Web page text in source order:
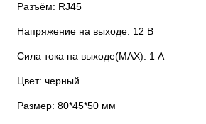
Разъём: RJ45
Напряжение на выходе: 12 В
Сила тока на выходе(MAX): 1 A
Цвет: черный
Размер: 80*45*50 мм